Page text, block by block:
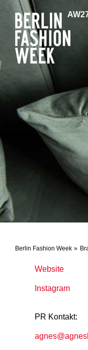
Berlin Fashion Week
Website
Instagram
PR Kontakt: